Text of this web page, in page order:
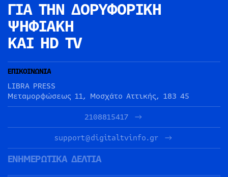
ΓΙΑ ΤΗΝ ΔΟΡΥΦΟΡΙΚΗ
ΨΗΦΙΑΚΗ
ΚΑΙ HD TV
ΕΠΙΚΟΙΝΩΝΙΑ
LIBRA PRESS
Μεταμορφώσεως 11, Μοσχάτο Αττικής, 183 45
2108815417
support@digitaltvinfo.gr
ΕΝΗΜΕΡΩΤΙΚΑ ΔΕΛΤΙΑ